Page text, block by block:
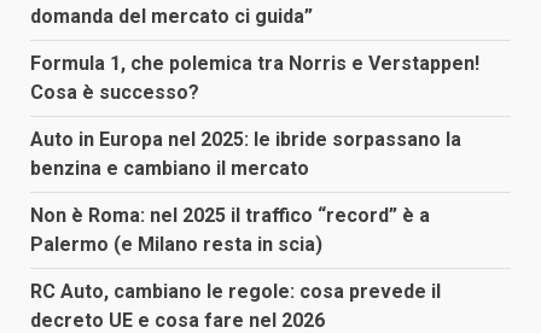
domanda del mercato ci guida”
Formula 1, che polemica tra Norris e Verstappen!
Cosa è successo?
Auto in Europa nel 2025: le ibride sorpassano la
benzina e cambiano il mercato
Non è Roma: nel 2025 il traffico “record” è a
Palermo (e Milano resta in scia)
RC Auto, cambiano le regole: cosa prevede il
decreto UE e cosa fare nel 2026